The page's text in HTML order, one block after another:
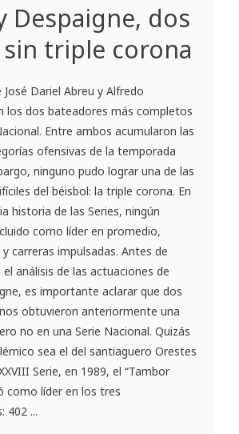
Despaigne, dos
triple corona
Dariel Abreu y Alfredo
los dos bateadores más completos
Entre ambos acumularon las
ofensivas de la temporada
ninguno pudo lograr una de las
del béisbol: la triple corona. En
historia de las Series, ningún
como líder en promedio,
carreras impulsadas. Antes de
análisis de las actuaciones de
es importante aclarar que dos
obtuvieron anteriormente una
no en una Serie Nacional. Quizás
sea el del santiaguero Orestes
Serie, en 1989, el “Tambor
como líder en los tres
402 ...